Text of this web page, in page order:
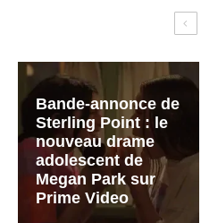
Bande-annonce de
Sterling Point : le
nouveau drame
adolescent de
Megan Park sur
Prime Video